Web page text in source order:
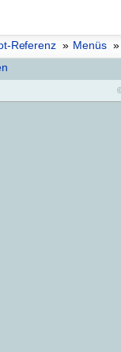
Referenz » Menüs »